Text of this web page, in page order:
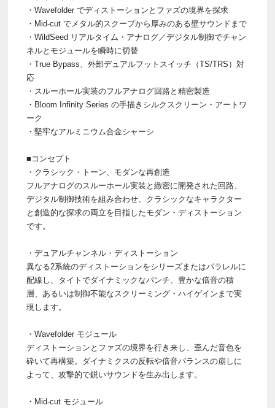
・Wavefolder でディストーションとファズの境界を探求
・Mid-cut でメタル的スクープから厚みのある壁サウンドまで
・WildSeed リアルタイム・アナログ／デジタル制御でチャン
ネルとモジュールを瞬時に切替
・True Bypass、外部デュアルフットスイッチ（TS/TRS）対
応
・スルーホール実装のフルアナログ回路と精密製造
・Bloom Infinity Series の手描きシルクスクリーン・アートワ
ーク
・堅牢なアルミニウム合金シャーシ
■コンセプト
・クラシック・トーン、モダンな再創造
フルアナログのスルーホール実装と緻密に開発された回路、
デジタル制御技術を組み合わせ、クラシックなキャラクター
と創造的な探求の両立を目指したモダン・ディストーション
です。
・デュアルチャンネル・ディストーション
異なる2系統のディストーションをシリーズまたはパラレルに
配線し、タイトでダイナミックなパンチ、豊かな倍音の積
層、あるいは制御不能なスクリーミング・ハイゲインまで実
現します。
・Wavefolder モジュール
ディストーションとファズの境界を行き来し、歪んだ音色を
砕いて再構築。ダイナミクスの反転や倍音バランスの崩しに
よって、攻撃的で鋭いサウンドを生み出します。
・Mid-cut モジュール